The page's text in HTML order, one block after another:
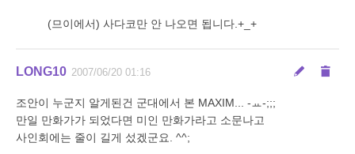
(므이에서) 사다코만 안 나오면 됩니다.+_+
LONG10 2007/06/20 01:16
조안이 누군지 알게된건 군대에서 본 MAXIM... -ㅛ-;;;
만일 만화가가 되었다면 미인 만화가라고 소문나고
사인회에는 줄이 길게 섰겠군요. ^^;